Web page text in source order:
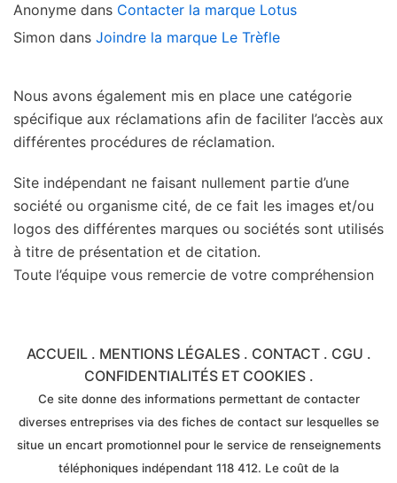
Anonyme dans Contacter la marque Lotus
Simon dans Joindre la marque Le Trèfle
Nous avons également mis en place une catégorie
spécifique aux réclamations afin de faciliter l’accès aux
différentes procédures de réclamation.
Site indépendant ne faisant nullement partie d’une
société ou organisme cité, de ce fait les images et/ou
logos des différentes marques ou sociétés sont utilisés
à titre de présentation et de citation.
Toute l’équipe vous remercie de votre compréhension
ACCUEIL. MENTIONS LÉGALES. CONTACT. CGU .
CONFIDENTIALITÉS ET COOKIES.
Ce site donne des informations permettant de contacter
diverses entreprises via des fiches de contact sur lesquelles se
situe un encart promotionnel pour le service de renseignements
téléphoniques indépendant 118 412. Le coût de la